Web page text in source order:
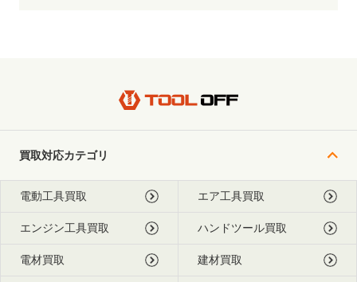
買取対応カテゴリ
電動工具買取 エア工具買取
エンジン工具買取 ハンドツール買取
電材買取 建材買取